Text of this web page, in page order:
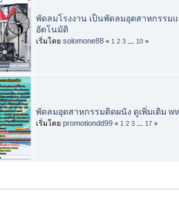
พัดลมโรงงาน เป็นพัดลมอุตสาหกรรม
อัตโนมัติ
เริ่มโดย solomone88 « 1 2 3 10 »
พัดลมอุตสาหกรรมติดผนัง ดูเพิ่มเติม
เริ่มโดย promotiondd99 « 1 2 3 17 »